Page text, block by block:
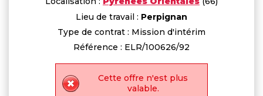
Lieu de travail : Perpignan
Type de contrat : Mission d'intérim
Référence : ELR/100626/92
Cette offre n'est plus
valable.